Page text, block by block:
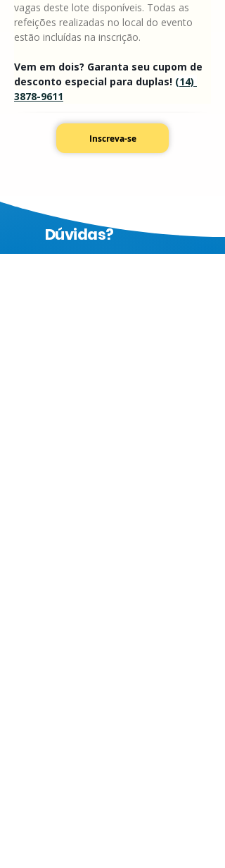
vagas deste lote disponíveis. Todas as
refeições realizadas no local do evento
estão incluídas na inscrição.
Vem em dois? Garanta seu cupom de
desconto especial para duplas! (14)
3878-9611
Inscreva-se
Dúvidas?